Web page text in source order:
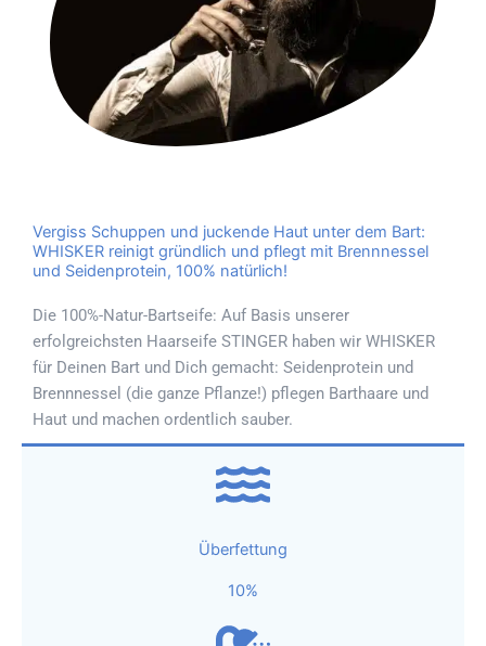
Vergiss Schuppen und juckende Haut unter dem Bart:
WHISKER reinigt gründlich und pflegt mit Brennnessel
und Seidenprotein, 100% natürlich!
Die 100%-Natur-Bartseife: Auf Basis unserer
erfolgreichsten Haarseife STINGER haben wir WHISKER
für Deinen Bart und Dich gemacht: Seidenprotein und
Brennnessel (die ganze Pflanze!) pflegen Barthaare und
Haut und machen ordentlich sauber.
Überfettung
10%